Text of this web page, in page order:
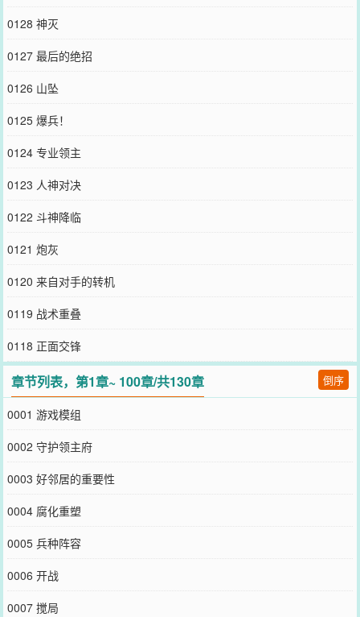
0128 神灭
0127 最后的绝招
0126 山坠
0125 爆兵！
0124 专业领主
0123 人神对决
0122 斗神降临
0121 炮灰
0120 来自对手的转机
0119 战术重叠
0118 正面交锋
章节列表，第1章~ 100章/共130章 倒序
0001 游戏模组
0002 守护领主府
0003 好邻居的重要性
0004 腐化重塑
0005 兵种阵容
0006 开战
0007 搅局